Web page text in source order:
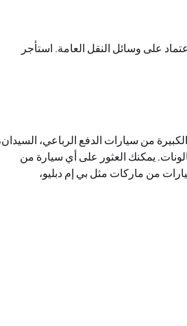
على وسائل النقل العامة. استأجر
من سيارات الدفع الرباعي،
يمكنك العثور على أي سيارة من
من ماركات مثل بي إم دبليو،